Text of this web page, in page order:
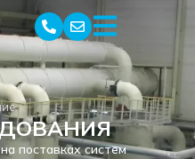
поставках систем